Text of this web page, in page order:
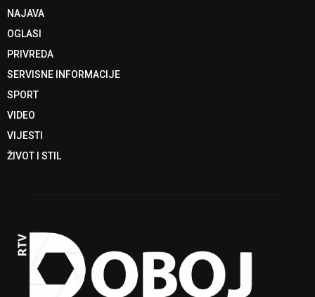
NAJAVA
OGLASI
PRIVREDA
SERVISNE INFORMACIJE
SPORT
VIDEO
VIJESTI
ŽIVOT I STIL